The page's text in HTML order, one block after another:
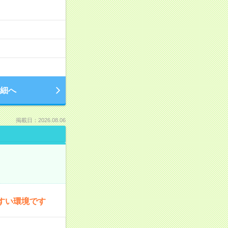
へ
掲載日：2026.08.06
い環境です